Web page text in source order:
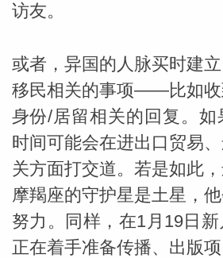
访友。
或者，异国的人脉买时建
移民相关的事项——比如收
身份/居留相关的回复。如
时间可能会在进出口贸易
关方面打交道。若是如此，
摩羯座的守护星是土星，
努力。同样，在1月19日
正在着手准备传播、出版